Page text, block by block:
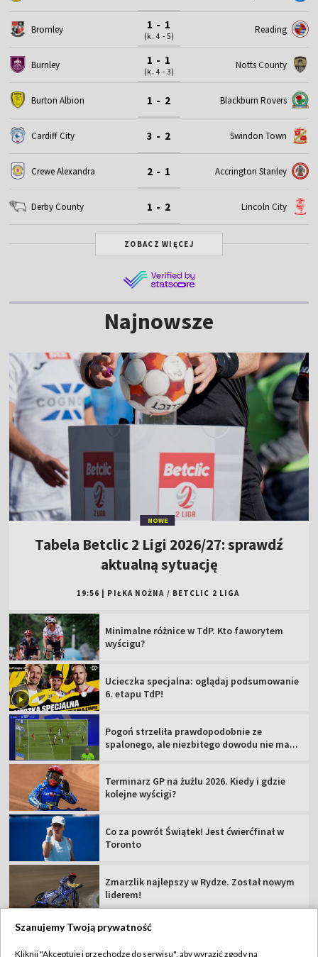
Bromley 1 - 1
(k. 4 - 5)
Reading
Burnley 1 - 1
(k. 4 - 3)
Notts County
Burton Albion 1 - 2 Blackburn Rovers
Cardiff City 3 - 2 Swindon Town
Crewe Alexandra 2 - 1 Accrington Stanley
Derby County 1 - 2 Lincoln City
ZOBACZ WIĘCEJ
Najnowsze
NOWE
Tabela Betclic 2 Ligi 2026/27: sprawdź
aktualną sytuację
19:56 PIŁKA NOŻNA / BETCLIC 2 LIGA
Minimalne różnice w TdP. Kto faworytem
wyścigu?
Ucieczka specjalna: oglądaj podsumowanie
6. etapu TdP!
Pogoń strzeliła prawdopodobnie ze
spalonego, ale niezbitego dowodu nie ma...
Terminarz GP na żużlu 2026. Kiedy i gdzie
kolejne wyścigi?
Co za powrót Świątek! Jest ćwierćfinał w
Toronto
Zmarzlik najlepszy w Rydze. Został nowym
liderem!
Szanujemy Twoją prywatność
Kliknij "Akceptuję i przechodzę do serwisu", aby wyrazić zgody na